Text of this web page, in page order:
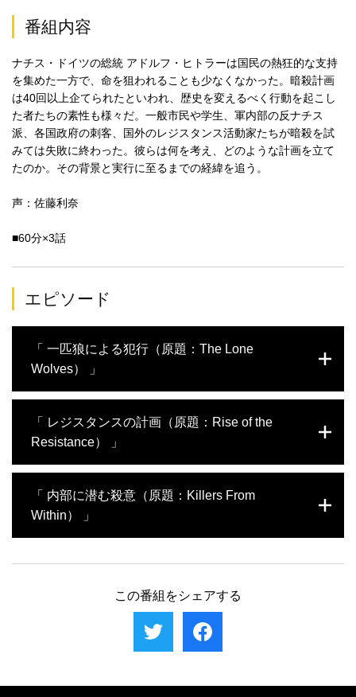
番組内容
ナチス・ドイツの総統 アドルフ・ヒトラーは国民の熱狂的な支持
を集めた一方で、命を狙われることも少なくなかった。暗殺計画
は40回以上企てられたといわれ、歴史を変えるべく行動を起こし
た者たちの素性も様々だ。一般市民や学生、軍内部の反ナチス
派、各国政府の刺客、国外のレジスタンス活動家たちが暗殺を試
みては失敗に終わった。彼らは何を考え、どのような計画を立て
たのか。その背景と実行に至るまでの経緯を追う。
声：佐藤利奈
■60分×3話
エピソード
「 一匹狼による犯行（原題：The Lone
Wolves） 」
が徹底的に調査。科学的な分析やドラマチックな再現映像、貴重
なアーカイブ資料や武器の検証を通じて、彼らがヒトラーの厳重
のヒトラーを時限爆弾で殺害しようと試み、神学生はパレードで
の銃殺を決意。彼らの計画と実行までの経緯に迫る。
「 レジスタンスの計画（原題：Rise of the
Resistance） 」
動家たちは、危険を顧みずヒトラー暗殺を試みる。彼らはヒトラ
ーだけでなく、ナチスの高官たちも狙う。未公開の貴重な記録映
ス派グループがヒトラー暗殺を企てる。
「 内部に潜む殺意（原題：Killers From
Within） 」
づいて命を奪えるのは軍の幹部クラスの人間しかいない。東部戦
この惨状を終わらせるにはヒトラーを抹殺するしかないと考える
一派もいた。彼らは様々な手でヒトラーの命を狙うが、うまくい
この番組をシェアする